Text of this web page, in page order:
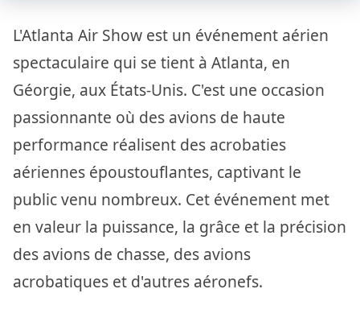
L'Atlanta Air Show est un événement aérien
spectaculaire qui se tient à Atlanta, en
Géorgie, aux États-Unis. C'est une occasion
passionnante où des avions de haute
performance réalisent des acrobaties
aériennes époustouflantes, captivant le
public venu nombreux. Cet événement met
en valeur la puissance, la grâce et la précision
des avions de chasse, des avions
acrobatiques et d'autres aéronefs.